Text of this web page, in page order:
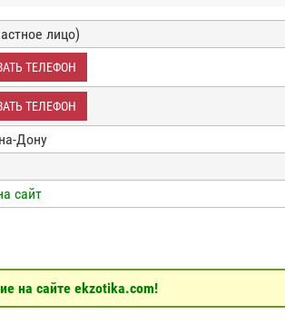
лицо)
ТЕЛЕФОН
ТЕЛЕФОН
Дону
сайт
на сайте ekzotika.com!